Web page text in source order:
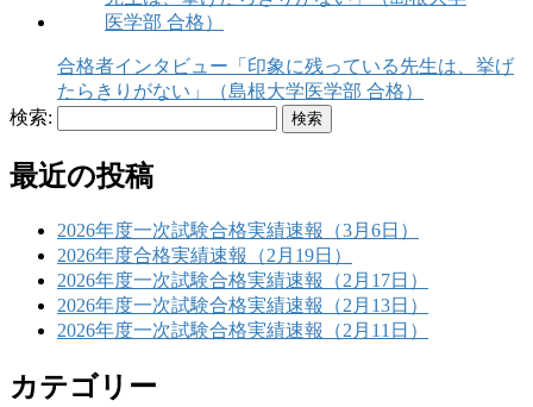
合格者インタビュー「印象に残っている先生は、挙げ
たらきりがない」（島根大学医学部 合格）
検索:
最近の投稿
2026年度一次試験合格実績速報（3月6日）
2026年度合格実績速報（2月19日）
2026年度一次試験合格実績速報（2月17日）
2026年度一次試験合格実績速報（2月13日）
2026年度一次試験合格実績速報（2月11日）
カテゴリー